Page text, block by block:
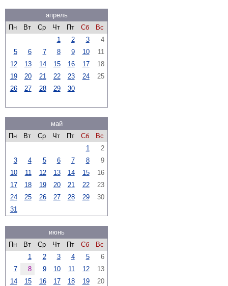
апрель
Пн
Вт Ср Чт Пт Сб
Вс
1
2 3
4
5
6 7 8 9 10
11
12
13 14 15 16 17
18
19
20 21 22 23 24
25
26
27 28 29 30
май
Пн
Вт Ср Чт Пт Сб
Вс
1
2
3
4 5 6 7 8
9
10
11 12 13 14 15
16
17
18 19 20 21 22
23
24
25 26 27 28 29
30
31
июнь
Пн
Вт Ср Чт Пт Сб
Вс
1
2 3 4 5
6
7
8 9 10 11 12
13
14
15 16 17 18 19
20